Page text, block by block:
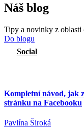
Náš blog
Tipy a novinky z oblasti
Do blogu
Social
Kompletní návod, jak
stránku na Facebooku
Pavlína Široká